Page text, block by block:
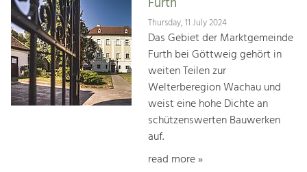
Thursday, 11 July 2024
Das Gebiet der Marktgemeinde
Furth bei Göttweig gehört in
weiten Teilen zur
Welterberegion Wachau und
weist eine hohe Dichte an
schützenswerten Bauwerken
auf.
read more »